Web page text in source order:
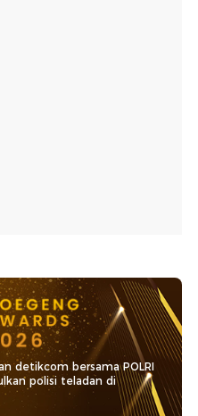
detikcom bersama POLRI
polisi teladan di